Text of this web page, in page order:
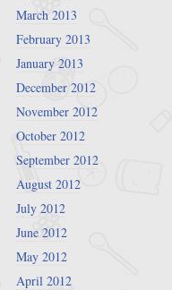
March 2013
February 2013
January 2013
December 2012
November 2012
October 2012
September 2012
August 2012
July 2012
June 2012
May 2012
April 2012